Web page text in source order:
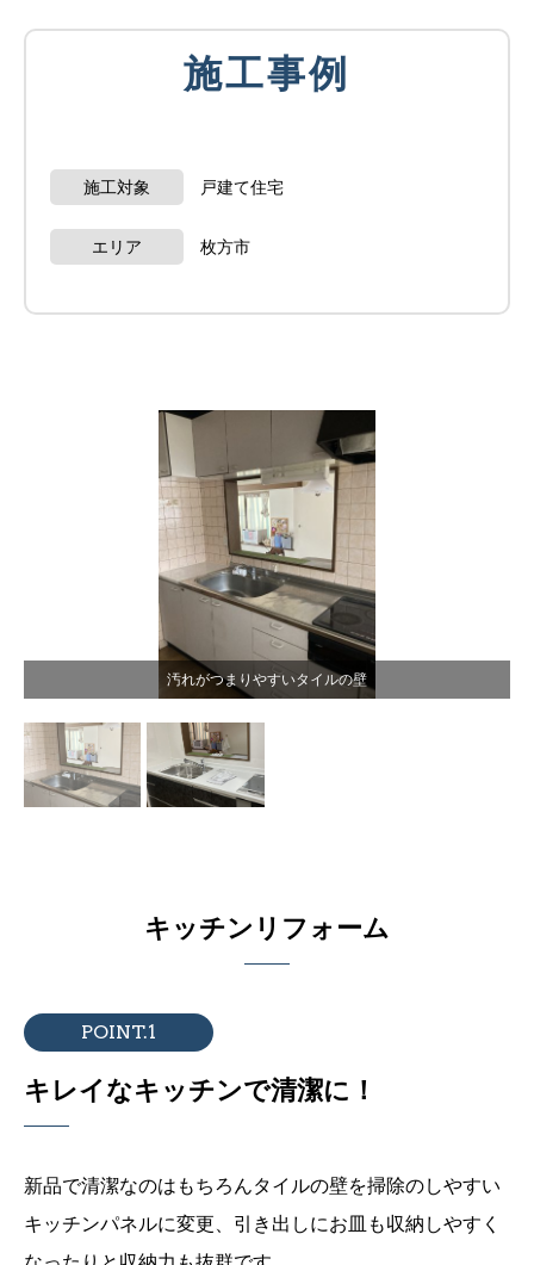
施工事例
施工対象 戸建て住宅
エリア 枚方市
汚れがつまりやすいタイルの壁
キッチンリフォーム
POINT.1
キレイなキッチンで清潔に！
新品で清潔なのはもちろんタイルの壁を掃除のしやすい
キッチンパネルに変更、引き出しにお皿も収納しやすく